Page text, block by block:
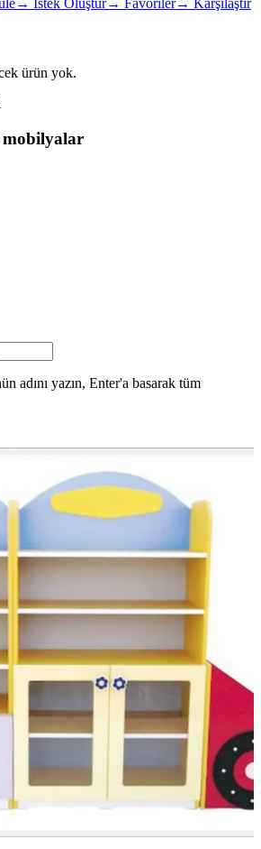
→ İstek Oluştur→ Favoriler→ Karşılaştır
ürün yok.
mobilyalar
adını yazın, Enter'a basarak tüm